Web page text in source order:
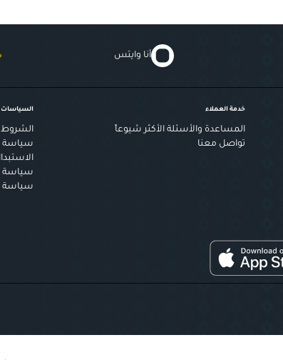
أنا وايتس
خدمة العملاء
المساعدة والأسئلة الأكثر شيوعاً
تواصل معنا
السياسات
الشروط
سياسة
سياسة
سياسة